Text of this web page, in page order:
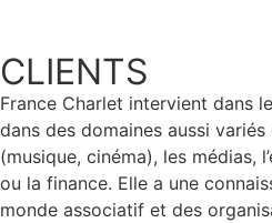
CLIENTS
France Charlet intervient dans
dans des domaines aussi
(musique, cinéma), les médias,
ou la finance. Elle a une
monde associatif et des